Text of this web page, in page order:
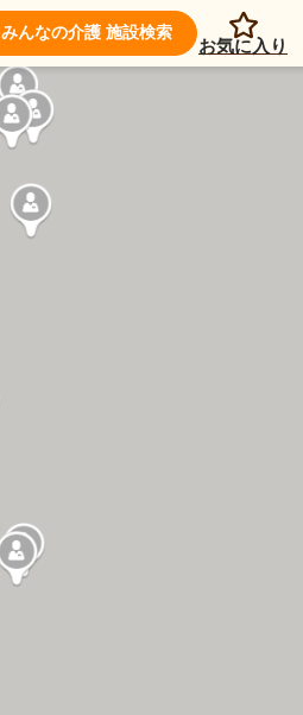
みんなの介護 施設検索
お気に入り